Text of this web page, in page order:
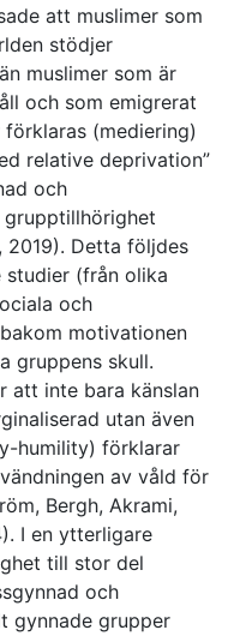
att muslimer som
stödjer
muslimer som är
och som emigrerat
(mediering)
relative deprivation”
och
grupptillhörighet
2019). Detta följdes
(från olika
och
motivationen
gruppens skull.
att inte bara känslan
utan även
humility) förklarar
av våld för
Bergh, Akrami,
I en ytterligare
till stor del
och
gynnade grupper